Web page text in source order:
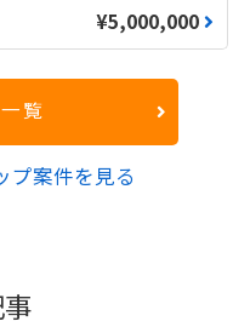
¥5,000,000
覧
プ案件を見る